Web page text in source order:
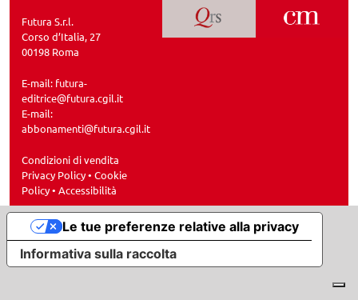
Futura S.r.l.
Corso d’Italia, 27
00198 Roma
E-mail: futura-
editrice@futura.cgil.it
E-mail:
abbonamenti@futura.cgil.it
Condizioni di vendita
Privacy Policy• Cookie
Policy• Accessibilità
Informativa sulla raccolta
Le tue preferenze relative alla privacy